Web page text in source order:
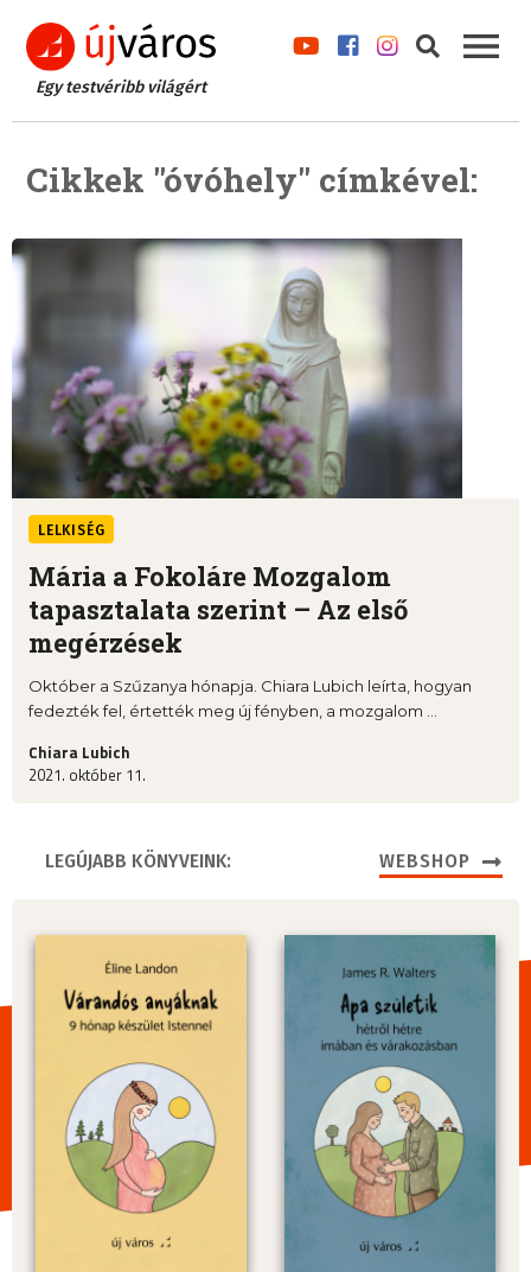
Egy testvéribb világért
Cikkek "óvóhely" címkével:
LELKISÉG
Mária a Fokoláre Mozgalom
tapasztalata szerint – Az első
megérzések
Október a Szűzanya hónapja. Chiara Lubich leírta, hogyan
fedezték fel, értették meg új fényben, a mozgalom ...
Chiara Lubich
2021. október 11.
LEGÚJABB KÖNYVEINK: WEBSHOP